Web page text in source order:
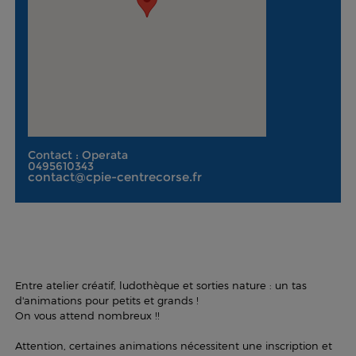
Contact : Operata
0495610343
contact@cpie-centrecorse.fr
Entre atelier créatif, ludothèque et sorties nature : un tas
d'animations pour petits et grands !
On vous attend nombreux !!
Attention, certaines animations nécessitent une inscription et